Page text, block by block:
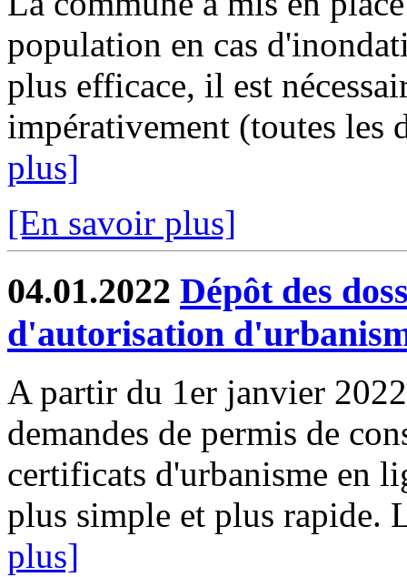
population en cas
plus efficace, il est
impérativement (toutes les
plus]
[En savoir plus]
04.01.2022 Dépôt des
d'autorisation
A partir du 1er janvier
demandes de permis de
certificats d'urbanisme en
plus simple et plus rapide.
plus]